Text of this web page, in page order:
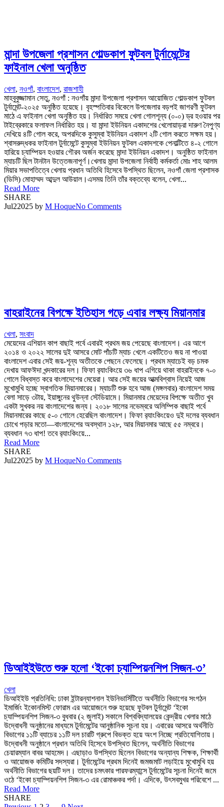
মান্দা উপজেলা প্রশাসন গোল্ডকাপ ফুটবল টুর্নামেন্টের
ফাইনাল খেলা অনুষ্ঠিত
খেলা, নওগাঁ, বাংলাদেশ, রাজশাহী
মাহবুবুজ্জামান সেতু, নওগাঁ : নওগাঁয় মান্দা উপজেলা প্রশাসন আয়োজিত গোল্ডকাপ ফুটবল
টুর্নামেন্ট-২০২৫ অনুষ্ঠিত হয়েছে। বৃহস্পতিবার বিকেলে উপজেলার বড়পই জাগরণী ফুটবল
মাঠে এ ফাইনাল খেলা অনুষ্ঠিত হয়। নির্ধারিত সময়ে খেলা গোলশূন্য (০-০) ড্র হওয়ার পর
টাইব্রেকারে ফলাফল নির্ধারিত হয়। যা মান্দা ইউনিয়ন একাদশের খেলোয়াড়রা দারুণ নৈপুণ্য
দেখিয়ে ৪টি গোল করে, অপরদিকে কুসুম্বা ইউনিয়ন একাদশ ২টি গোল করতে সক্ষম হয়।
শ্বাসরুদ্ধকর ফাইনাল টুর্নামেন্টে কুসুম্বা ইউনিয়ন ফুটবল একাদশকে পেনাল্টিতে ৪-২ গোলে
হারিয়ে চ্যাম্পিয়ন হওয়ার গৌরব অর্জন করেছে মান্দা ইউনিয়ন একাদশ। অনুষ্ঠিত ফাইনাল
ম্যাচটি ছিল টানটান উত্তেজনাপূর্ণ।খেলায় মান্দা উপজেলা নির্বাহী কর্মকর্তা মোঃ শাহ আলম
মিয়ার সভাপতিত্বে খেলায় প্রধান অতিথি হিসেবে উপস্থিত ছিলেন, নওগাঁ জেলা প্রশাসক
(ডিসি) মোহাম্মদ আব্দুল আউয়াল।এসময় তিনি তাঁর বক্তব্যে বলেন, খেলা...
Read More
SHARE
Jul22025 by M HoqueNo Comments
বাহরাইনের বিপক্ষে ইতিহাস গড়ে এবার লক্ষ্য মিয়ানমার
খেলা, সংবাদ
মেয়েদের এশিয়ান কাপ বাছাই পর্বে এবারই প্রথম জয় পেয়েছে বাংলাদেশ। এর আগে
২০১৪ ও ২০২২ সালের দুই আসরে মোট পাঁচটি ম্যাচ খেলে একটিতেও জয় না পাওয়া
বাংলাদেশ এবার সেই জয়-শূন্য অতীতকে পেছনে ফেলেছে। প্রথম ম্যাচেই বড় চমক
দেখায় আফঈদা খন্দকারের দল। ফিফা র‍্যাংকিংয়ে ৩৬ ধাপ এগিয়ে থাকা বাহরাইনকে ৭-০
গোলে বিধ্বস্ত করে বাংলাদেশের মেয়েরা। আর সেই জয়ের আত্মবিশ্বাস নিয়েই আজ
মুখোমুখি হচ্ছে স্বাগতিক মিয়ানমারের। ম্যাচটি শুরু হবে আজ (মঙ্গলবার) বাংলাদেশ সময়
বেলা সাড়ে ৩টায়, ইয়াঙ্গুনের থুউন্না স্টেডিয়ামে। মিয়ানমার মেয়েদের বিপক্ষে অতীত খুব
একটা সুখকর নয় বাংলাদেশের জন্য। ২০১৮ সালের নভেম্বরে অলিম্পিক বাছাই পর্বে
মিয়ানমারের কাছে ৫-০ গোলে হেরেছিল বাংলাদেশ। ফিফা র‍্যাংকিংয়েও দুই দলের ব্যবধান
চোখে পড়ার মতো—বাংলাদেশের অবস্থান ১২৮, আর মিয়ানমার আছে ৫৫ নম্বরে।
ব্যবধান ৭৩ ধাপ! তবে র‍্যাংকিংয়ে...
Read More
SHARE
Jul22025 by M HoqueNo Comments
ডিআইইউতে শুরু হলো ‘ইকো চ্যাম্পিয়নশিপ সিজন-৩’
খেলা
ডিআইইউ প্রতিনিধি: ঢাকা ইন্টারন্যাশনাল ইউনিভার্সিটিতে অর্থনীতি বিভাগের সংগঠন
ইমার্জিং ইকোনমিস্ট ফোরাম এর আয়োজনে শুরু হয়েছে ফুটবল টুর্নামেন্ট ‘ইকো
চ্যাম্পিয়নশিপ সিজন-৩ বুধবার (২ জুলাই) সকালে বিশ্ববিদ্যালয়ের কেন্দ্রীয় খেলার মাঠে
উদ্বোধনী অনুষ্ঠানের মাধ্যমে টুর্নামেন্টের আনুষ্ঠানিক সূচনা হয়। এবারের আসরে অর্থনীতি
বিভাগের ১১টি ব্যাচের ১১টি দল চারটি গ্রুপে বিভক্ত হয়ে অংশ নিচ্ছে প্রতিযোগিতায়।
উদ্বোধনী অনুষ্ঠানে প্রধান অতিথি হিসেবে উপস্থিত ছিলেন, অর্থনীতি বিভাগের
চেয়ারম্যান বাবর আহমেদ। এছাড়াও উপস্থিত ছিলেন বিভাগের অন্যান্য শিক্ষক, শিক্ষার্থী
ও আয়োজক কমিটির সদস্যরা। টুর্নামেন্টের প্রথম দিনেই জমজমাট লড়াইয়ে মুখোমুখি হয়
অর্থনীতি বিভাগের ছয়টি দল। তাদের চমৎকার পারফরম্যান্সে টুর্নামেন্টের সূচনা দিনেই জমে
ওঠে ‘ইকো চ্যাম্পিয়নশিপ সিজন-৩ এর রোমাঞ্চকর পর্দা। এদিকে, উৎসবমুখর পরিবেশে ...
Read More
SHARE